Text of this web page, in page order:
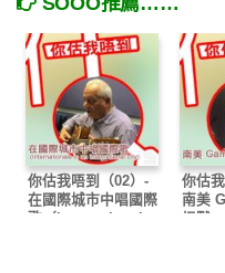
你估我唔到（02）-
在國際城市中唱國際
歌（Internationale
你估
南美
怪獸